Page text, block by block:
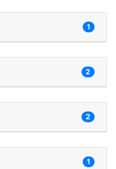
1
2
2
1